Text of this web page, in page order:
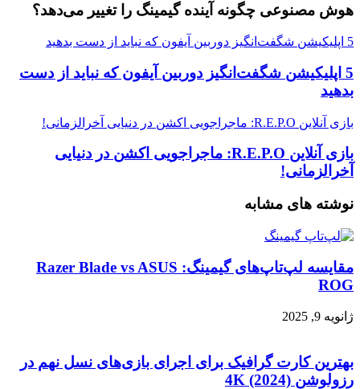
هوش مصنوعی چگونه آینده گیمینگ را تغییر می‌دهد؟
5 اپلیکیشن شگفت‌انگیز دوربین آیفون که نباید از دست بدهید
5 اپلیکیشن شگفت‌انگیز دوربین آیفون که نباید از دست
بدهید
بازی آنلاین R.E.P.O: ماجراجویی اکشن در دنیایی آخرالزمانی!
بازی آنلاین R.E.P.O: ماجراجویی اکشن در دنیایی
آخرالزمانی!
نوشته های مشابه
مقایسه لپ‌تاپ‌های گیمینگ: Razer Blade vs ASUS
ROG
ژانویه 9, 2025
بهترین کارت گرافیک برای اجرای بازی‌های نسل نهم در
رزولوشن 4K (2024)